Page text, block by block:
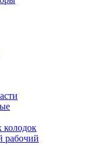
колодок
рабочий